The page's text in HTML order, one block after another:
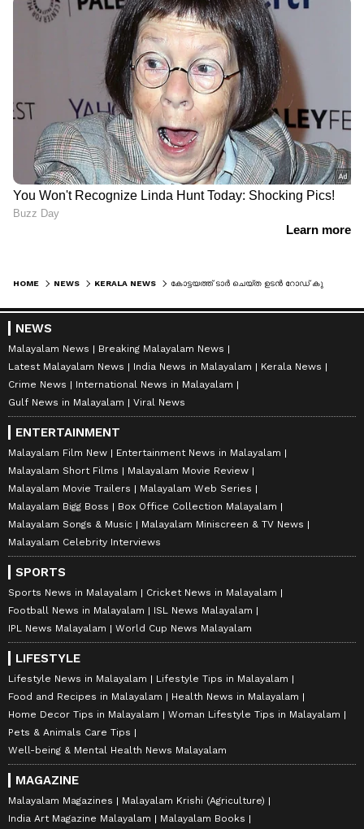
HOME NEWS KERALA NEWS
NEWS
Malayalam News
Breaking Malayalam News
Latest Malayalam News
India News in Malayalam
Kerala News
Crime News
International News in Malayalam
Gulf News in Malayalam
Viral News
ENTERTAINMENT
Malayalam Film New
Entertainment News in Malayalam
Malayalam Short Films
Malayalam Movie Review
Malayalam Movie Trailers
Malayalam Web Series
Malayalam Bigg Boss
Box Office Collection Malayalam
Malayalam Songs & Music
Malayalam Miniscreen & TV News
Malayalam Celebrity Interviews
SPORTS
Sports News in Malayalam
Cricket News in Malayalam
Football News in Malayalam
ISL News Malayalam
IPL News Malayalam
World Cup News Malayalam
LIFESTYLE
Lifestyle News in Malayalam
Lifestyle Tips in Malayalam
Food and Recipes in Malayalam
Health News in Malayalam
Home Decor Tips in Malayalam
Woman Lifestyle Tips in Malayalam
Pets & Animals Care Tips
Well-being & Mental Health News Malayalam
MAGAZINE
Malayalam Magazines
Malayalam Krishi (Agriculture)
India Art Magazine Malayalam
Malayalam Books